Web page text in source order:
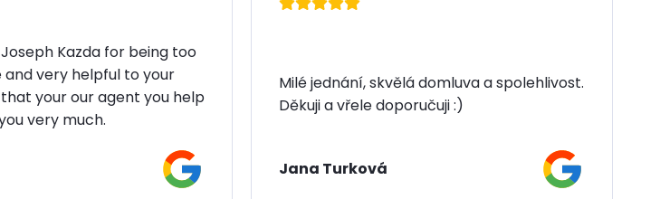
Kazda for being too
very helpful to your
your our agent you help
very much.
Milé jednání, skvělá domluva a spolehlivost.
Děkuji a vřele doporučuji :)
Jana Turková